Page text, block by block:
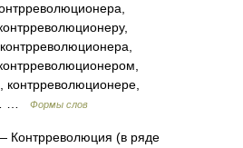
…
Формы слов
Контрреволюция (в ряде